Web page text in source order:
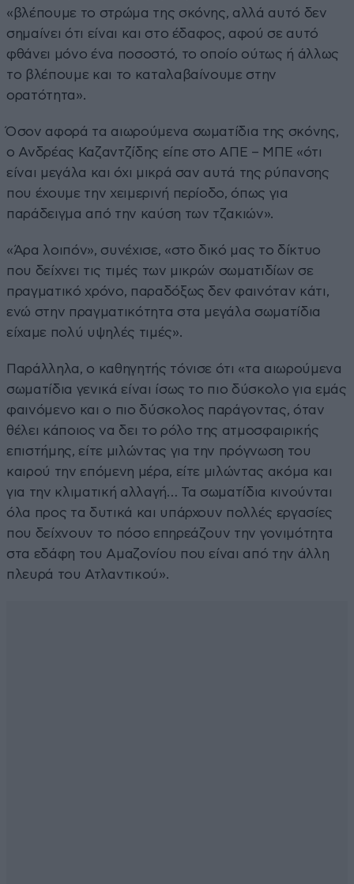
«βλέπουμε το στρώμα της σκόνης, αλλά αυτό δεν
σημαίνει ότι είναι και στο έδαφος, αφού σε αυτό
φθάνει μόνο ένα ποσοστό, το οποίο ούτως ή άλλως
το βλέπουμε και το καταλαβαίνουμε στην
ορατότητα».
Όσον αφορά τα αιωρούμενα σωματίδια της σκόνης,
ο Ανδρέας Καζαντζίδης είπε στο ΑΠΕ – ΜΠΕ «ότι
είναι μεγάλα και όχι μικρά σαν αυτά της ρύπανσης
που έχουμε την χειμερινή περίοδο, όπως για
παράδειγμα από την καύση των τζακιών».
«Άρα λοιπόν», συνέχισε, «στο δικό μας το δίκτυο
που δείχνει τις τιμές των μικρών σωματιδίων σε
πραγματικό χρόνο, παραδόξως δεν φαινόταν κάτι,
ενώ στην πραγματικότητα στα μεγάλα σωματίδια
είχαμε πολύ υψηλές τιμές».
Παράλληλα, ο καθηγητής τόνισε ότι «τα αιωρούμενα
σωματίδια γενικά είναι ίσως το πιο δύσκολο για εμάς
φαινόμενο και ο πιο δύσκολος παράγοντας, όταν
θέλει κάποιος να δει το ρόλο της ατμοσφαιρικής
επιστήμης, είτε μιλώντας για την πρόγνωση του
καιρού την επόμενη μέρα, είτε μιλώντας ακόμα και
για την κλιματική αλλαγή… Τα σωματίδια κινούνται
όλα προς τα δυτικά και υπάρχουν πολλές εργασίες
που δείχνουν το πόσο επηρεάζουν την γονιμότητα
στα εδάφη του Αμαζονίου που είναι από την άλλη
πλευρά του Ατλαντικού».